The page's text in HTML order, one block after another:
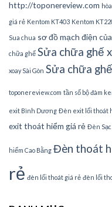
http://toponereview.com
giá rẻ Kentom KT403 Kentom
Sua chua sơ đồ mạch điện
chữa ghế Sửa chữa ghế
xoay Sài Gòn Sửa chữa
toponereview.com tần số bộ đàm
exit Bình Dương Đèn exit lối thoát
exit thoát hiểm giá rẻ Đèn
hiểm Cao Bằng Đèn thoát
rẻ đèn lối thoát giá rẻ đèn lối